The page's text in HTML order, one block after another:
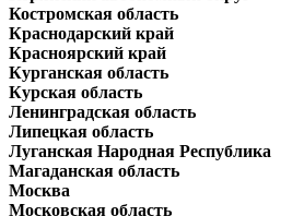
Костромская область
Краснодарский край
Красноярский край
Курганская область
Курская область
Ленинградская область
Липецкая область
Луганская Народная Республика
Магаданская область
Москва
Московская область